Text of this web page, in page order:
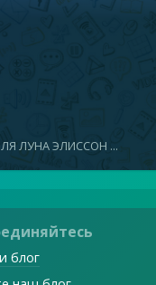
ЛУНА ЭЛИССОН ...
блог